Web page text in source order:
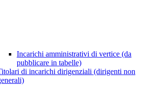
Incarichi amministrativi di vertice (da
pubblicare in tabelle)
di incarichi dirigenziali (dirigenti non